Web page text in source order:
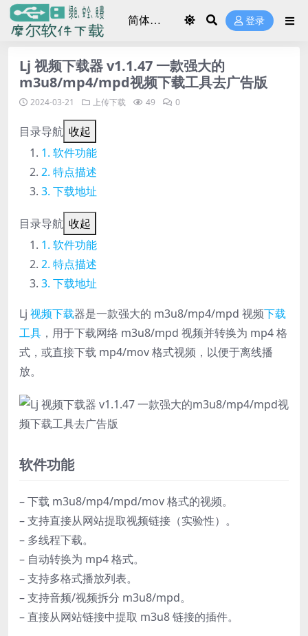
登录
Lj 视频下载器 v1.1.47 一款强大的
m3u8/mp4/mpd视频下载工具去广告版
2024-03-21 上传下载 49 0
目录导航 收起
软件功能
特点描述
下载地址
目录导航 收起
软件功能
特点描述
下载地址
Lj 视频下载器是一款强大的 m3u8/mp4/mpd 视频下载
工具 ，用于下载网络 m3u8/mpd 视频并转换为 mp4 格
式，或直接下载 mp4/mov 格式视频，以便于离线播
放。
软件功能
– 下载 m3u8/mp4/mpd/mov 格式的视频。
– 支持直接从网站提取视频链接（实验性）。
– 多线程下载。
– 自动转换为 mp4 格式。
– 支持多格式播放列表。
– 支持音频/视频拆分 m3u8/mpd。
– 直接从网站链接中提取 m3u8 链接的插件。